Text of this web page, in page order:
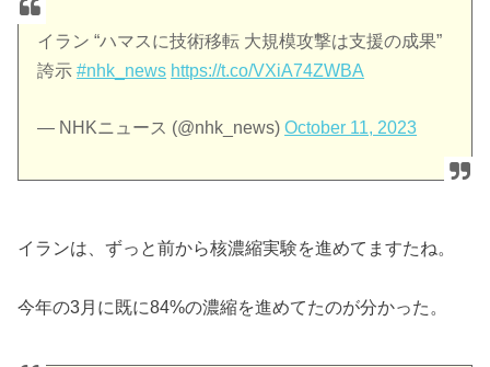
イラン “ハマスに技術移転 大規模攻撃は支援の成果”
誇示#nhk_news https://t.co/VXiA74ZWBA
— NHKニュース (@nhk_news)October 11, 2023
イランは、ずっと前から核濃縮実験を進めてますたね。
今年の3月に既に84%の濃縮を進めてたのが分かった。